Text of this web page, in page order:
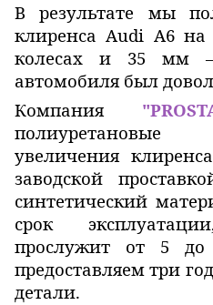
В результате мы
клиренса Audi A6
колесах и 35 мм
автомобиля был
Компания
увеличения
заводской
синтетический
срок
прослужит от 5
предоставляем три
детали.